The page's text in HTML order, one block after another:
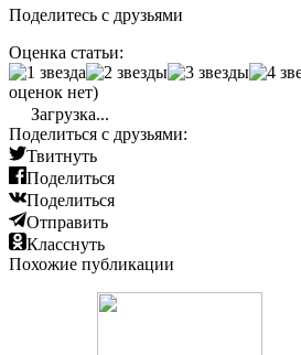
Поделитесь с друзьями
Оценка статьи:
оценок нет)
Загрузка...
Поделиться с друзьями:
Твитнуть
Поделиться
Поделиться
Отправить
Класснуть
Похожие публикации